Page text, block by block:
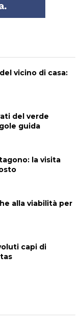
vicino di casa:
del verde
guida
la visita
alla viabilità per
capi di